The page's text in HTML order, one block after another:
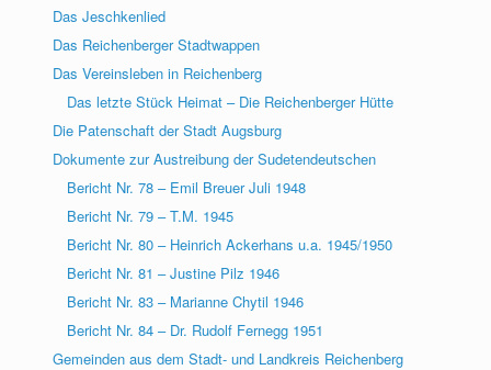
Das Jeschkenlied
Das Reichenberger Stadtwappen
Das Vereinsleben in Reichenberg
Das letzte Stück Heimat – Die Reichenberger Hütte
Die Patenschaft der Stadt Augsburg
Dokumente zur Austreibung der Sudetendeutschen
Bericht Nr. 78 – Emil Breuer Juli 1948
Bericht Nr. 79 – T.M. 1945
Bericht Nr. 80 – Heinrich Ackerhans u.a. 1945/1950
Bericht Nr. 81 – Justine Pilz 1946
Bericht Nr. 83 – Marianne Chytil 1946
Bericht Nr. 84 – Dr. Rudolf Fernegg 1951
Gemeinden aus dem Stadt- und Landkreis Reichenberg